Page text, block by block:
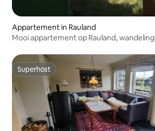
Appartement in Rauland
Mooi appartement op Rauland,
Superhost
Superhost